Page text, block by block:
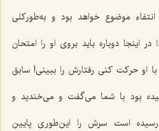
موضوع خواهد بود و به‌طورکلی
اینجا دوباره باید بروی او را امتحان
او حرکت کنی رفتارش را ببینی! سابق
بود با شما مى‌گفت و مى‌خندید و
است سرش را این‌طورى پایین